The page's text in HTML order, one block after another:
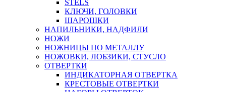
STELS
КЛЮЧИ, ГОЛОВКИ
ШАРОШКИ
НАПИЛЬНИКИ, НАДФИЛИ
НОЖИ
НОЖНИЦЫ ПО МЕТАЛЛУ
НОЖОВКИ, ЛОБЗИКИ, СТУСЛО
ОТВЕРТКИ
ИНДИКАТОРНАЯ ОТВЕРТКА
КРЕСТОВЫЕ ОТВЕРТКИ